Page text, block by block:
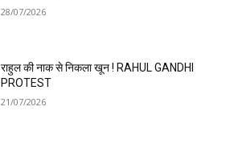
28/07/2026
राहुल की नाक से निकला खून ! RAHUL GANDHI
PROTEST
21/07/2026